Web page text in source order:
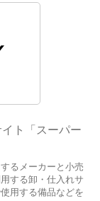
ト「スーパー
るメーカーと小売
する卸・仕入れサ
用する備品などを